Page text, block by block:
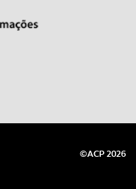
©ACP 2026